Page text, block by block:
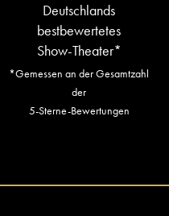
Deutschlands
bestbewertetes
Show-Theater*
*Gemessen an der Gesamtzahl
der
5-Sterne-Bewertungen